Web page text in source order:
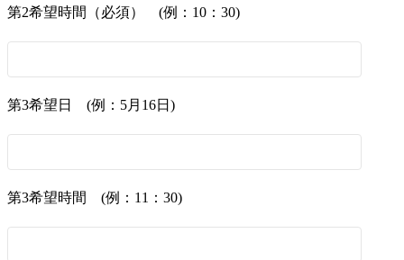
第2希望時間（必須） (例：10：30)
第3希望日 (例：5月16日)
第3希望時間 (例：11：30)